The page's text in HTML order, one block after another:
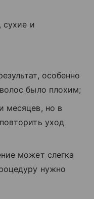
сухие и
особенно
было плохим;
месяцев, но в
уход
может слегка
нужно